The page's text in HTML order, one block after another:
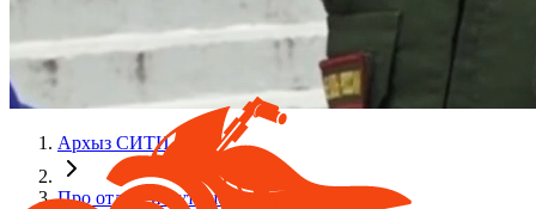
Архыз СИТИ
Про отдых и путешествия